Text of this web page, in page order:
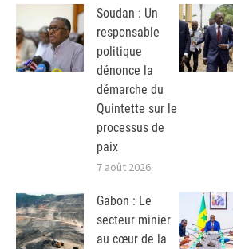
Soudan : Un
responsable
politique
dénonce la
démarche du
Quintette sur le
processus de
paix
7 août 2026
Gabon : Le
secteur minier
au cœur de la